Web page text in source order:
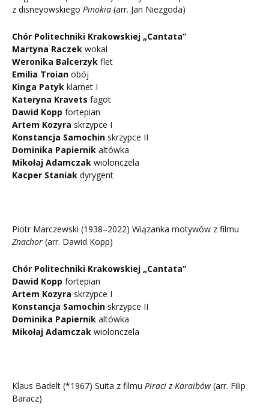
z disneyowskiego Pinokia (arr. Jan Niezgoda)
Chór Politechniki Krakowskiej „Cantata”
Martyna Raczek wokal
Weronika Balcerzyk flet
Emilia Troian obój
Kinga Patyk klarnet I
Kateryna Kravets fagot
Dawid Kopp fortepian
Artem Kozyra skrzypce I
Konstancja Samochin skrzypce II
Dominika Papiernik altówka
Mikołaj Adamczak wiolonczela
Kacper Staniak dyrygent
Piotr Marczewski (1938–2022) Wiązanka motywów z filmu
Znachor (arr. Dawid Kopp)
Chór Politechniki Krakowskiej „Cantata”
Dawid Kopp fortepian
Artem Kozyra skrzypce I
Konstancja Samochin skrzypce II
Dominika Papiernik altówka
Mikołaj Adamczak wiolonczela
Klaus Badelt (*1967) Suita z filmu Piraci z Karaibów(arr. Filip
Baracz)